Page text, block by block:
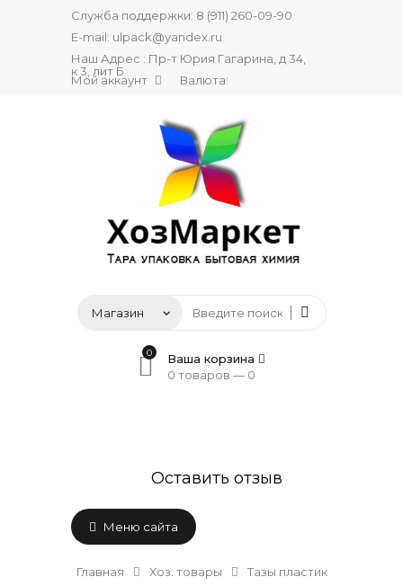
Служба поддержки: 8 (911) 260-09-90
E-mail: ulpack@yandex.ru
Наш Адрес : Пр-т Юрия Гагарина, д 34,
к 3, лит Б
Мой аккаунт Валюта:
0
Ваша корзина
0 товаров — 0
Оставить отзыв
Меню сайта
Главная Хоз. товары Тазы пластик